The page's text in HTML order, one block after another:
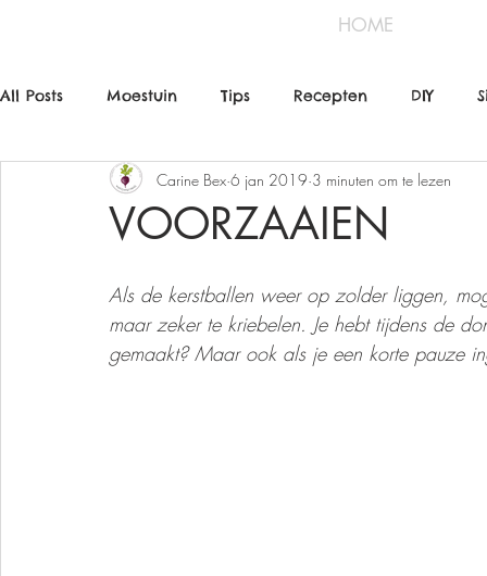
HOME
All Posts Moestuin Tips Recepten DIY
VOORZAAIEN
Carine Bex 6 jan 2019 3 minuten om te lezen
Als de kerstballen weer op zolder liggen,
maar zeker te kriebelen. Je hebt tijdens de
gemaakt? Maar ook als je een korte pauze